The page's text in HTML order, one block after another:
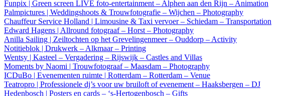
Funpix | Green screen LIVE foto-entertainment – Alphen aan den Rijn – Animation
Palmpictures | Weddingshoots & Trouwfotografie – Wijchen – Photography
Chauffeur Service Holland | Limousine & Taxi vervoer – Schiedam – Transportation
Edward Hagens | Allround fotograaf – Horst – Photography
Anilla Sailing | Zeiltochten op het Grevelingenmeer – Ouddorp – Activity
Notitieblok | Drukwerk – Alkmaar – Printing
Wentsy | Kasteel – Vergadering – Rijswijk – Castles and Villas
Moments by Naomi | Trouwfotograaf – Maasdam – Photography
ICDuBo | Evenementen ruimte | Rotterdam – Rotterdam – Venue
Teatropro | Professionele dj’s voor uw bruiloft of evenement – Haaksbergen – DJ
Hedenbosch | Posters en cards – ‘s-Hertogenbosch – Gifts